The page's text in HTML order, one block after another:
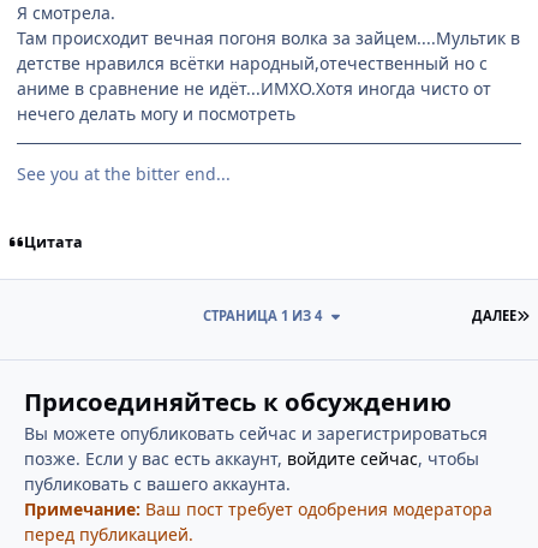
Я смотрела.
Там происходит вечная погоня волка за зайцем....Мультик в
детстве нравился всётки народный,отечественный но с
аниме в сравнение не идёт...ИМХО.Хотя иногда чисто от
нечего делать могу и посмотреть
See you at the bitter end...
Цитата
ДАЛЕЕ
СТРАНИЦА 1 ИЗ 4
Присоединяйтесь к обсуждению
Вы можете опубликовать сейчас и зарегистрироваться
позже. Если у вас есть аккаунт, войдите сейчас, чтобы
публиковать с вашего аккаунта.
Примечание: Ваш пост требует одобрения модератора
перед публикацией.